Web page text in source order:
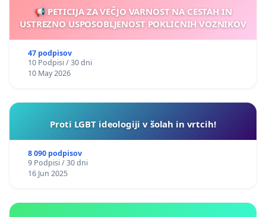
📢 PETICIJA ZA VEČJO VARNOST NA CESTAH IN
USTREZNO USPOSOBLJENOST POKLICNIH VOZNIKOV
47 podpisov
10 Podpisi / 30 dni
10 May 2026
Proti LGBT ideologiji v šolah in vrtcih!
8 090 podpisov
9 Podpisi / 30 dni
16 Jun 2025